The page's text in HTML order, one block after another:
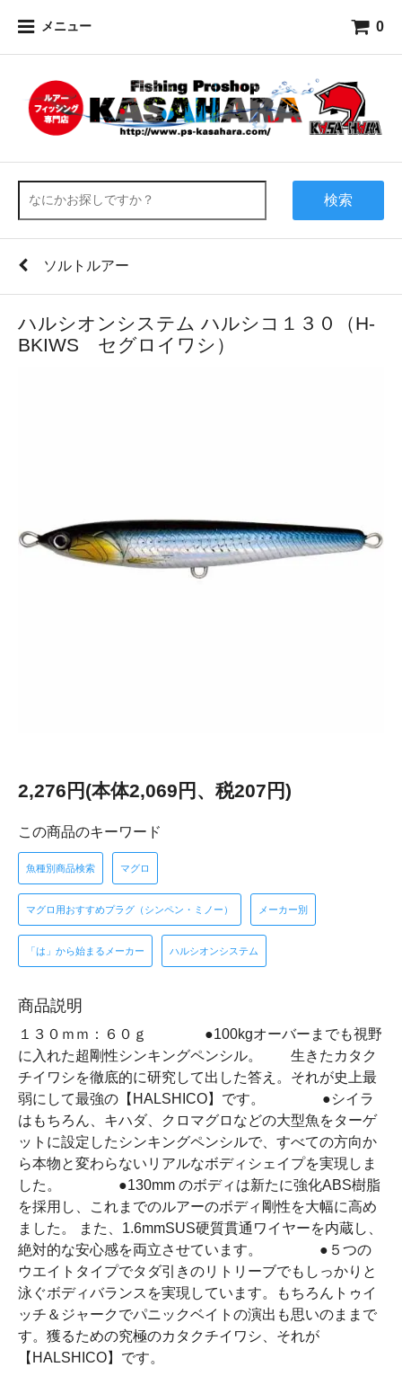
メニュー 0
検索
ソルトルアー
ハルシオンシステム ハルシコ１３０（H‐
BKIWS セグロイワシ）
2,276円(本体2,069円、税207円)
この商品のキーワード
魚種別商品検索 マグロ
マグロ用おすすめプラグ（シンペン・ミノー） メーカー別
「は」から始まるメーカー ハルシオンシステム
商品説明
１３０ｍｍ：６０ｇ ●100kgオーバーまでも視野
に入れた超剛性シンキングペンシル。 生きたカタク
チイワシを徹底的に研究して出した答え。それが史上最
弱にして最強の【HALSHICO】です。 ●シイラ
はもちろん、キハダ、クロマグロなどの大型魚をターゲ
ットに設定したシンキングペンシルで、すべての方向か
ら本物と変わらないリアルなボディシェイプを実現しま
した。 ●130mm のボディは新たに強化ABS樹脂
を採用し、これまでのルアーのボディ剛性を大幅に高め
ました。 また、1.6mmSUS硬質貫通ワイヤーを内蔵し、
絶対的な安心感を両立させています。 ●５つの
ウエイトタイプでタダ引きのリトリーブでもしっかりと
泳ぐボディバランスを実現しています。もちろんトゥイ
ッチ＆ジャークでパニックベイトの演出も思いのままで
す。獲るための究極のカタクチイワシ、それが
【HALSHICO】です。